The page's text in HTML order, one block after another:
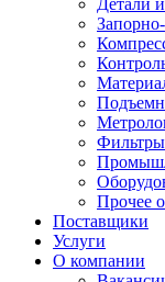
Детали
Прочее
Поставщики
Услуги
О компании